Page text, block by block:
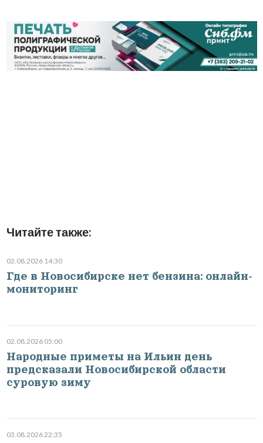
Читайте также:
02.08.2026 14:30
Где в Новосибирске нет бензина: онлайн-
мониторинг
02.08.2026 05:00
Народные приметы на Ильин день
предсказали Новосибирской области
суровую зиму
03.08.2026 22:35